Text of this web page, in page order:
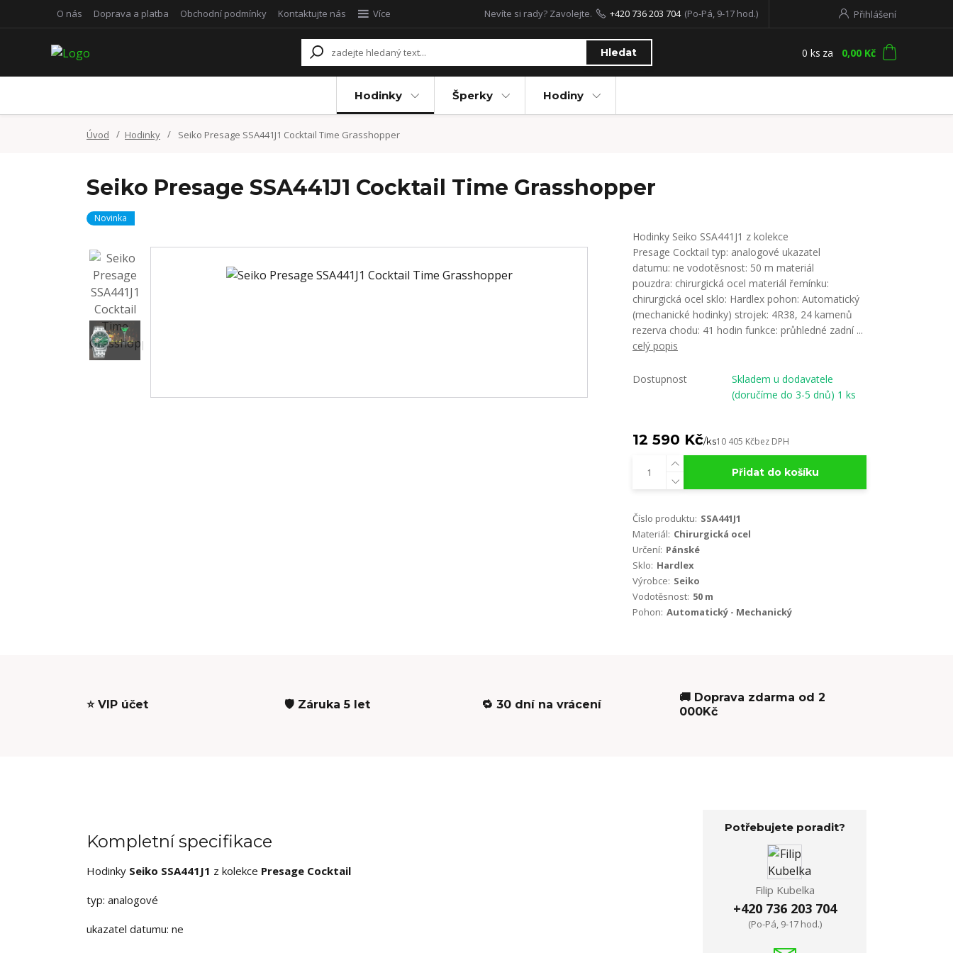
O nás Doprava a platba Obchodní podmínky Kontaktujte nás Více Přihlášení
Hledat
Nevíte si rady? Zavolejte. +420 736 203 704 (Po-Pá, 9-17 hod.)
0 ks za 0,00 Kč
Hodinky Šperky Hodiny
Úvod Hodinky Seiko Presage SSA441J1 Cocktail Time Grasshopper
Seiko Presage SSA441J1 Cocktail Time Grasshopper
Novinka
Hodinky Seiko SSA441J1 z kolekce
Presage Cocktail typ: analogové ukazatel
datumu: ne vodotěsnost: 50 m materiál
pouzdra: chirurgická ocel materiál řemínku:
chirurgická ocel sklo: Hardlex pohon: Automatický
(mechanické hodinky) strojek: 4R38, 24 kamenů
rezerva chodu: 41 hodin funkce: průhledné zadní ...
celý popis
Dostupnost
Skladem u dodavatele
(doručíme do 3-5 dnů) 1 ks
12 590 Kč/ks10 405 Kčbez DPH
Přidat do košíku
Číslo produktu: SSA441J1
Materiál: Chirurgická ocel
Určení: Pánské
Sklo: Hardlex
Výrobce: Seiko
Vodotěsnost: 50 m
Pohon: Automatický - Mechanický
⭐ VIP účet 🛡️ Záruka 5 let 🔁 30 dní na vrácení
🚚 Doprava zdarma od 2
000Kč
Kompletní specifikace
Hodinky Seiko SSA441J1 z kolekce Presage Cocktail
typ: analogové
ukazatel datumu: ne
Potřebujete poradit?
Filip Kubelka
+420 736 203 704
(Po-Pá, 9-17 hod.)